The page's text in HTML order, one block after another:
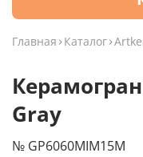
Главная Каталог
Gray
№ GP6060MIM15M